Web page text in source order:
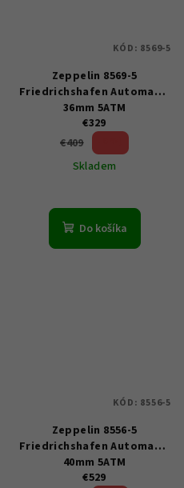
Zeppelin 8569-5
Friedrichshafen Automatic
36mm 5ATM
€329
€409
Skladem
Do košíka
KÓD: 8569-5
Zeppelin 8556-5
Friedrichshafen Automatic
40mm 5ATM
€529
KÓD: 8556-5